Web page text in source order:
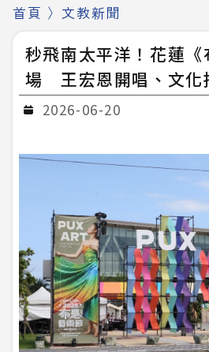
首頁 〉 文教新聞
秒飛南太平洋！花蓮
場 王宏恩開唱、文化
2026-06-20